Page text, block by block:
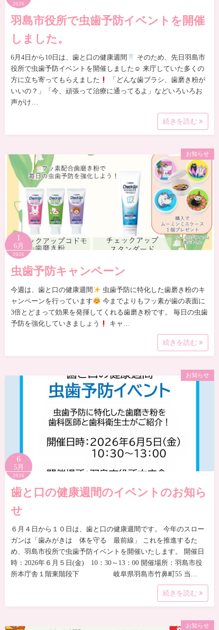
2026
羽島市役所で虫歯予防イベントを開催
しました。
6月4日から10日は、歯と口の健康週間
そのため、先日羽島市
役所で虫歯予防イベントを開催しました☺ 来庁していた多くの
方に立ち寄ってもらえました
「どんな歯ブラシ、歯磨き粉が
いいの？」「今、頑張って治療に通ってるよ」などいろいろお
声がけ…
続きを読む
お知らせ
1
6月
2026
虫歯予防キャンペーン
今週は、歯と口の健康週間
虫歯予防に特化した歯磨き粉のキ
ャンペーンを行っています
今までよりもフッ素が歯の表面に
3倍とどまって効果を発揮してくれる歯磨き粉です。 毎日の虫歯
予防を強化していきましょう
キャ…
続きを読む
お知らせ
6
5月
2026
歯と口の健康週間のイベントのお知ら
せ
６月４日から１０日は、歯と口の健康週間です。 今年のスロー
ガンは「歯みがきは 体を守る 最前線」 これを推進するた
め、羽島市役所で虫歯予防イベントを開催いたします。 開催日
時：2026年６月５日(金) 10：30～13：00 開催場所：羽島市役
所本庁舎１階東階段下 岐阜県羽島市竹鼻町55 当…
続きを読む
お知らせ